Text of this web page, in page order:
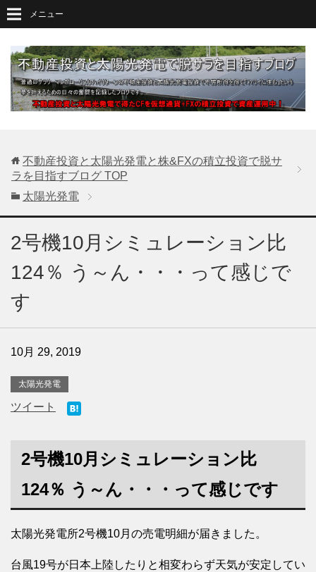
メニュー
不動産投資と太陽光発電と株&FXの積立投資で脱サ
ラを目指すブログ TOP
太陽光発電
2号機10月シミュレーション比
124％ う～ん・・・って感じで
す
10月 29, 2019
太陽光発電
ツイート
2号機10月シミュレーション比
124％ う～ん・・・って感じです
太陽光発電所2号機10月の売電明細が届きました。
台風19号が日本上陸したりと相変わらず天気が安定してい